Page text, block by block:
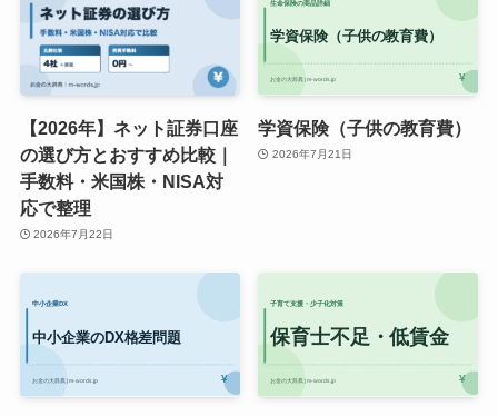
【2026年】ネット証券口座
の選び方とおすすめ比較｜
手数料・米国株・NISA対
応で整理
2026年7月22日
学資保険（子供の教育費）
2026年7月21日